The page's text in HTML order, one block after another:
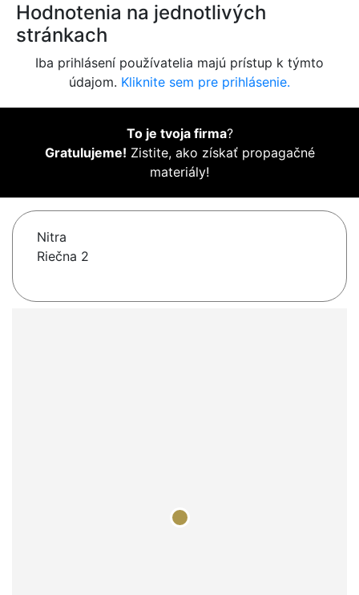
Hodnotenia na jednotlivých
stránkach
Iba prihlásení používatelia majú prístup k týmto
údajom. Kliknite sem pre prihlásenie.
To je tvoja firma?
Gratulujeme! Zistite, ako získať propagačné
materiály!
Nitra
Riečna 2